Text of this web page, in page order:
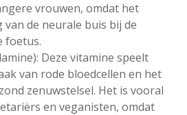
vrouwen, omdat het
de neurale buis bij de
foetus.
Deze vitamine speelt
van rode bloedcellen en het
zenuwstelsel. Het is vooral
en veganisten, omdat